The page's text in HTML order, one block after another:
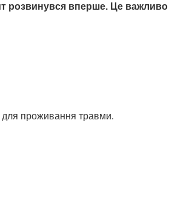
розвинувся вперше. Це важливо
для проживання травми.